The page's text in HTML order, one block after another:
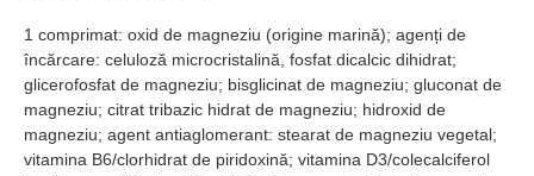
1 comprimat: oxid de magneziu (origine marină); agenți de
încărcare: celuloză microcristalină, fosfat dicalcic dihidrat;
glicerofosfat de magneziu; bisglicinat de magneziu; gluconat de
magneziu; citrat tribazic hidrat de magneziu; hidroxid de
magneziu; agent antiaglomerant: stearat de magneziu vegetal;
vitamina B6/clorhidrat de piridoxină; vitamina D3/colecalciferol